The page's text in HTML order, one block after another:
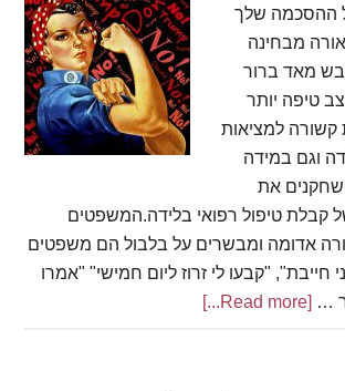
ההסכמה שלך
מבחינה
מאד ברור
טיפה יותר
קשורה למציאות
וגם במידה
את
טיפול רפואי בלידה.המשפטים
אדומה ומבשרים על בלבול הם משפטים
חייבת", "קבעו לי זרוז ליום חמישי" "אמרו
…
[Read more...]
about